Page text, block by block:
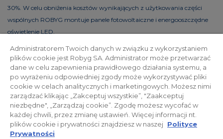
30%. W celu obniżenia kosztów wynikających z użytkowania części
wspólnych ROBYG montuje panele fotowoltaiczne i energooszczędne
oświetlenie LED.
Polityka prywatności Relacje inwestorskie
Facebook
© 2026 ROBYG. Wszystkie prawa zastrzeżone. Powyższa oferta i
Administratorem Twoich danych w związku z wykorzystaniem
plików cookie jest Robyg SA. Administrator może przetwarzać
dane w celu zapewnienia prawidłowego działania systemu, a
po wyrażeniu odpowiedniej zgody może wykorzystywać pliki
cookie w celach analitycznych i marketingowych. Możesz nimi
zarządzać klikając „Zakceptuj wszystkie”, "Zaakceptuj
niezbędne", „Zarządzaj cookie”. Zgodę możesz wycofać w
każdej chwili, przez zmianę ustawień. Więcej informacji nt.
plików cookie i prywatności znajdziesz w naszej Polityce
Prywatności